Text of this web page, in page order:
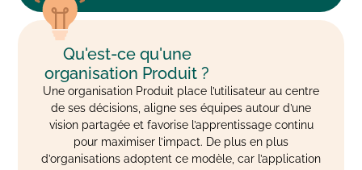
Qu'est-ce qu'une
organisation Produit ?
Une organisation Produit place l’utilisateur au centre
de ses décisions, aligne ses équipes autour d’une
vision partagée et favorise l’apprentissage continu
pour maximiser l’impact. De plus en plus
d’organisations adoptent ce modèle, car l’application